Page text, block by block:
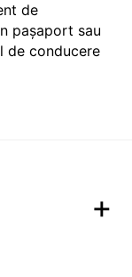
de
pașaport sau
de conducere